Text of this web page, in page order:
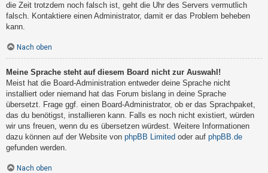
die Zeit trotzdem noch falsch ist, geht die Uhr des Servers vermutlich
falsch. Kontaktiere einen Administrator, damit er das Problem beheben
kann.
Nach oben
Meine Sprache steht auf diesem Board nicht zur Auswahl!
Meist hat die Board-Administration entweder deine Sprache nicht
installiert oder niemand hat das Forum bislang in deine Sprache
übersetzt. Frage ggf. einen Board-Administrator, ob er das Sprachpaket,
das du benötigst, installieren kann. Falls es noch nicht existiert, würden
wir uns freuen, wenn du es übersetzen würdest. Weitere Informationen
dazu können auf der Website von phpBB Limited oder auf phpBB.de
gefunden werden.
Nach oben